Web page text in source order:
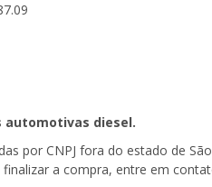
automotivas diesel.
por CNPJ fora do estado de
a compra, entre em